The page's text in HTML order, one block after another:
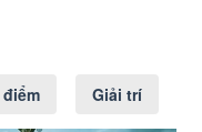
Giải trí